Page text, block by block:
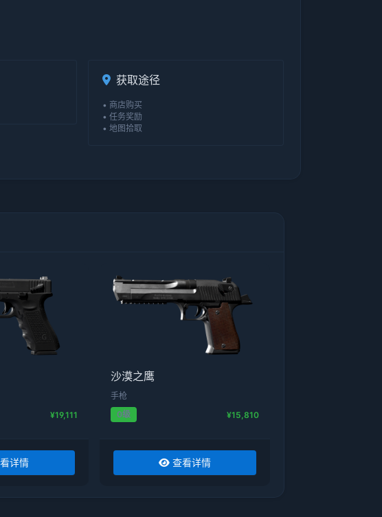
获取途径
• 商店购买
• 任务奖励
• 地图拾取
¥19,111
详情
沙漠之鹰
手枪
0级
¥15,810
查看详情